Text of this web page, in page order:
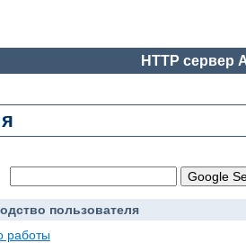
HTTP сервер
пользователя
работы